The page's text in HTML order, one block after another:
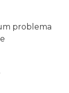
problema